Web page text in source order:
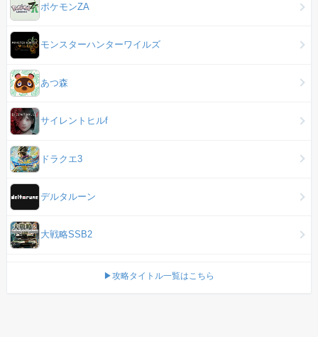
ポケモンZA
モンスターハンターワイルズ
あつ森
サイレントヒルf
ドラクエ3
デルタルーン
大戦略SSB2
▶攻略タイトル一覧はこちら